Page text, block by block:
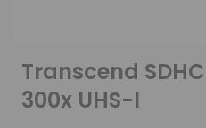
Transcend
300x UHS-I